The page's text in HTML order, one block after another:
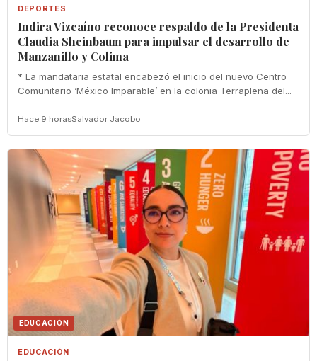
DEPORTES
Indira Vizcaíno reconoce respaldo de la Presidenta
Claudia Sheinbaum para impulsar el desarrollo de
Manzanillo y Colima
* La mandataria estatal encabezó el inicio del nuevo Centro
Comunitario ‘México Imparable’ en la colonia Terraplena del...
Hace 9 horasSalvador Jacobo
EDUCACIÓN
EDUCACIÓN